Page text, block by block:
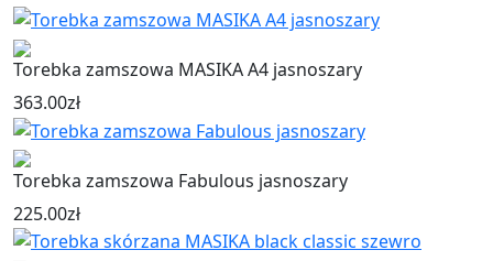
Torebka zamszowa MASIKA A4 jasnoszary
363.00zł
Torebka zamszowa Fabulous jasnoszary
225.00zł